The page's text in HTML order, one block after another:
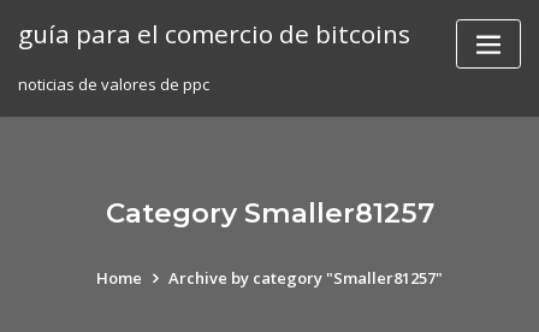
guía para el comercio de bitcoins
noticias de valores de ppc
Category Smaller81257
Home Archive by category "Smaller81257"